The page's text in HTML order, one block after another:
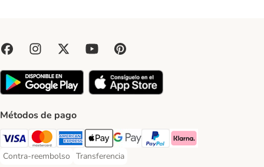
Métodos de pago
Visa Payment Method
Mastercard Payment Method
American Express Payment Method
Apple Pay Payment Method
Google Pay Payment Method
PayPal Payment Method
Klarna Payment Method
Contra-reembolso
Contra-reembolso Payment Method
Transferencia
Transferencia Payment Method